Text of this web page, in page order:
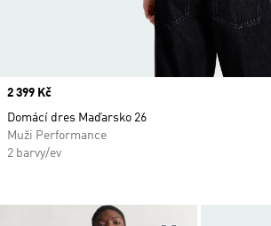
Price
2 399 Kč
Domácí dres Maďarsko 26
Muži Performance
2 barvy/ev